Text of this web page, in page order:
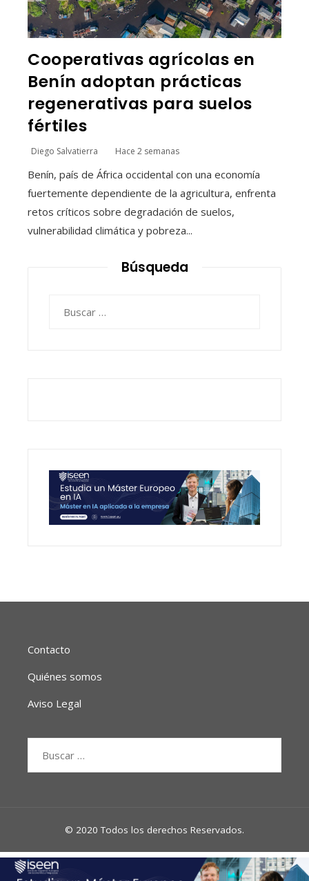
Cooperativas agrícolas en
Benín adoptan prácticas
regenerativas para suelos
fértiles
Diego Salvatierra Hace 2 semanas
Benín, país de África occidental con una economía
fuertemente dependiente de la agricultura, enfrenta
retos críticos sobre degradación de suelos,
vulnerabilidad climática y pobreza...
Búsqueda
Contacto
Quiénes somos
Aviso Legal
© 2020 Todos los derechos Reservados.